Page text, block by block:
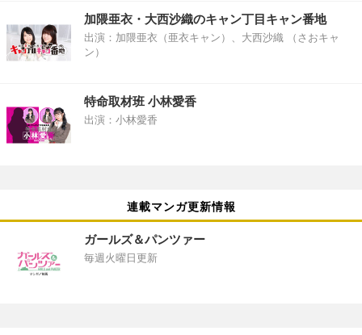
加隈亜衣・大西沙織のキャン丁目キャン番地
出演：加隈亜衣（亜衣キャン）、大西沙織 （さおキャ
ン）
特命取材班 小林愛香
出演：小林愛香
連載マンガ更新情報
ガールズ＆パンツァー
毎週火曜日更新